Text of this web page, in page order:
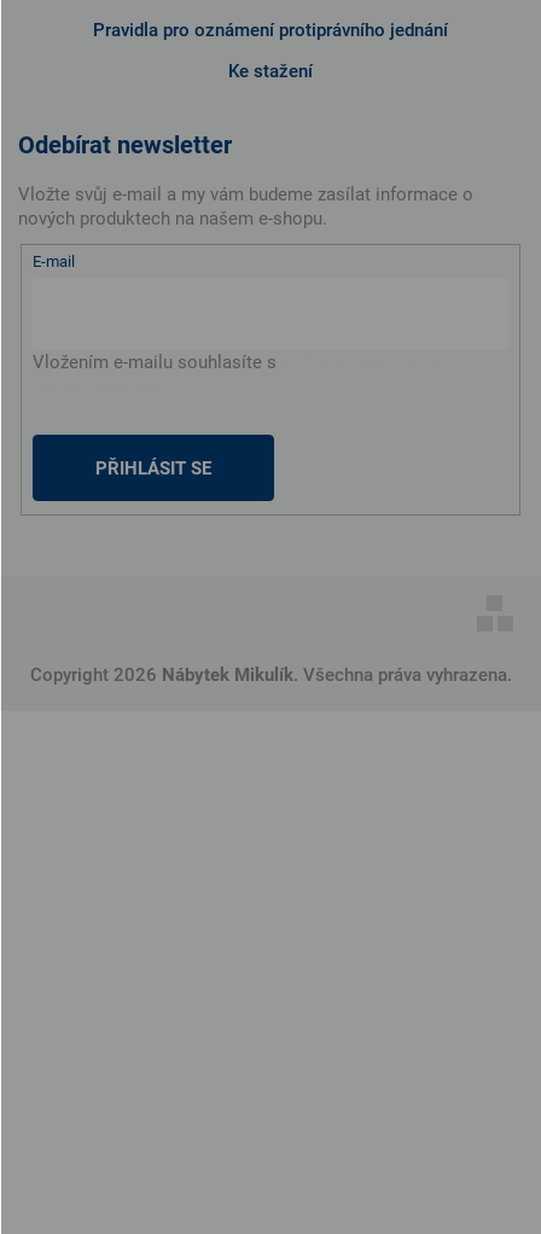
Pravidla pro oznámení protiprávního jednání
Ke stažení
Odebírat newsletter
Vložte svůj e-mail a my vám budeme zasílat informace o
nových produktech na našem e-shopu.
E-mail
Vložením e-mailu souhlasíte s
PŘIHLÁSIT SE
Copyright 2026 Nábytek Mikulík. Všechna práva vyhrazena.